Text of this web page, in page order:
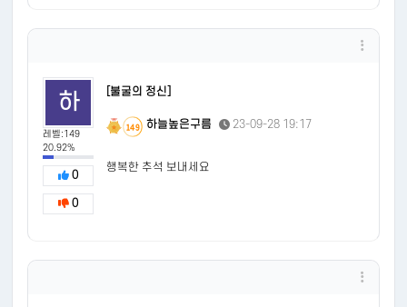
하
레벨:149
20.92%
0
0
[불굴의 정신]
149 하늘높은구름 23-09-28 19:17
행복한 추석 보내세요